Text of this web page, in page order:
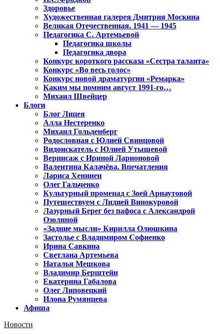
Здоровье
Художественная галерея Дмитрия Москина
Великая Отечественная. 1941 — 1945
Педагогика С. Артемьевой
Педагогика школы
Педагогика двора
Конкурс короткого рассказа «Сестра таланта»
Конкурс «Во весь голос»
Конкурс новой драматургии «Ремарка»
Каким мы помним август 1991-го…
Михаил Швейцер
Блоги
Блог Лицея
Алла Нестеренко
Михаил Гольденберг
Родословная с Юлией Свинцовой
Видоискатель с Юлией Утышевой
Вернисаж с Ириной Ларионовой
Валентина Калачёва. Впечатления
Лариса Хенинен
Олег Гальченко
Культурный променад с Зоей Арнаутовой
Путешествуем с Лидией Винокуровой
Лазурный Берег без пафоса с Александрой
Озолиной
«Задние мысли» Кирилла Олюшкина
Застолье с Владимиром Софиенко
Ирина Савкина
Светлана Артемьева
Наталья Мешкова
Владимир Берштейн
Екатерина Габалова
Олег Липовецкий
Илона Румянцева
Афиша
Новости